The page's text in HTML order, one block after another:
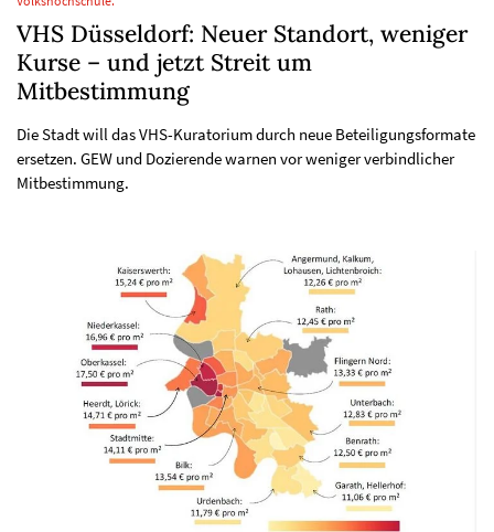
VHS Düsseldorf: Neuer Standort, weniger
Kurse – und jetzt Streit um
Mitbestimmung
Die Stadt will das VHS-Kuratorium durch neue Beteiligungsformate
ersetzen. GEW und Dozierende warnen vor weniger verbindlicher
Mitbestimmung.